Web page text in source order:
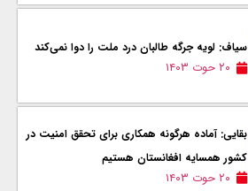
سیاف: لویه جرگه طالبان درد ملت را دوا نمی‌کند
۲۰ حوت ۱۴۰۳
بقایی: آماده هرگونه همکاری برای تحقق امنیت در
کشور همسایه افغانستان هستیم
۲۰ حوت ۱۴۰۳